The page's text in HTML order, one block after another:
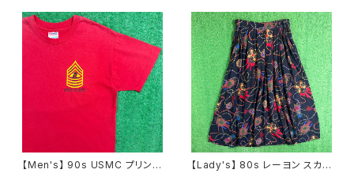
【Men's】 90s USMC プリント
【Lady's】 80s レーヨン スカ